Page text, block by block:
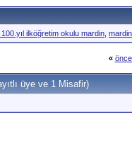
ilköğretim okulu mardin mardin
«
üye ve 1 Misafir)